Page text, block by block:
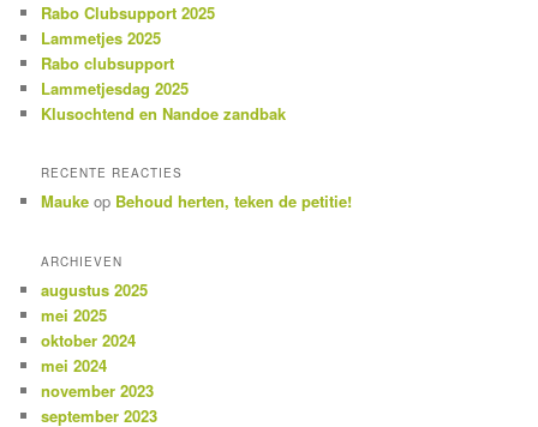
n
Rabo Clubsupport 2025
Lammetjes 2025
Rabo clubsupport
Lammetjesdag 2025
Klusochtend en Nandoe zandbak
RECENTE REACTIES
Mauke op Behoud herten, teken de petitie!
ARCHIEVEN
augustus 2025
mei 2025
oktober 2024
mei 2024
november 2023
september 2023